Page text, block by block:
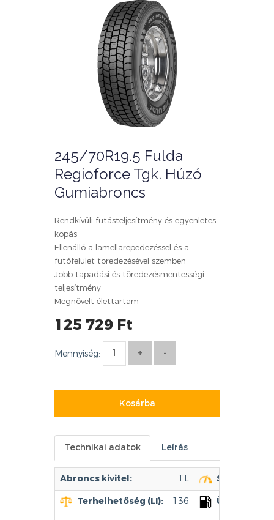
245/70R19.5 Fulda
Regioforce Tgk. Húzó
Gumiabroncs
Rendkívüli futásteljesítmény és egyenletes
kopás
Ellenálló a lamellarepedezéssel és a
futófelület töredezésével szemben
Jobb tapadási és töredezésmentességi
teljesítmény
Megnövelt élettartam
125 729 Ft
Mennyiség:
Kosárba
Technikai adatok Leírás
Abroncs kivitel: TL
Sebességjel
Terhelhetőség (LI):
136